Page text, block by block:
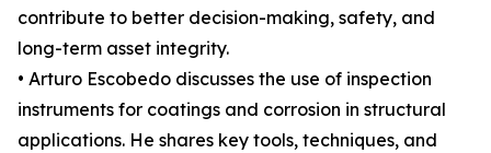
contribute to better decision-making, safety, and
long-term asset integrity.
• Arturo Escobedo discusses the use of inspection
instruments for coatings and corrosion in structural
applications. He shares key tools, techniques, and